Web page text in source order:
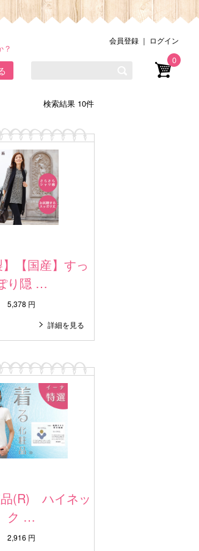
？
会員登録 ｜ ログイン
0
検索結果 10件
】【国産】すっ
り隠 …
5,378 円
詳細を見る
(R) ハイネッ
ク …
2,916 円